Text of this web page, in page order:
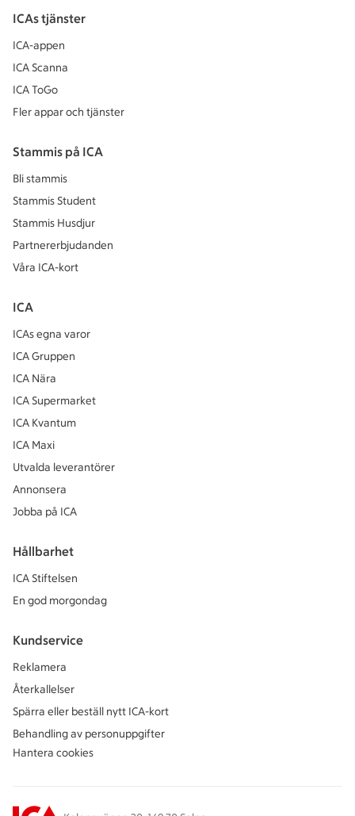
ICAs tjänster
ICA-appen
ICA Scanna
ICA ToGo
Fler appar och tjänster
Stammis på ICA
Bli stammis
Stammis Student
Stammis Husdjur
Partnererbjudanden
Våra ICA-kort
ICA
ICAs egna varor
ICA Gruppen
ICA Nära
ICA Supermarket
ICA Kvantum
ICA Maxi
Utvalda leverantörer
Annonsera
Jobba på ICA
Hållbarhet
ICA Stiftelsen
En god morgondag
Kundservice
Reklamera
Återkallelser
Spärra eller beställ nytt ICA-kort
Behandling av personuppgifter
Hantera cookies